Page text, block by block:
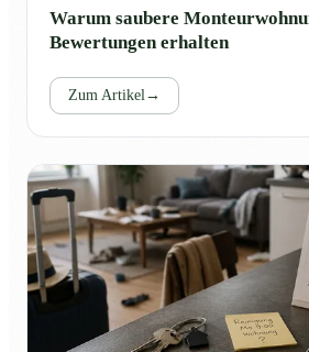
Warum saubere
Bewertungen erhalten
Zum Artikel→